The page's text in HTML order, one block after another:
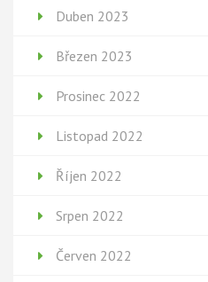
Duben 2023
Březen 2023
Prosinec 2022
Listopad 2022
Říjen 2022
Srpen 2022
Červen 2022